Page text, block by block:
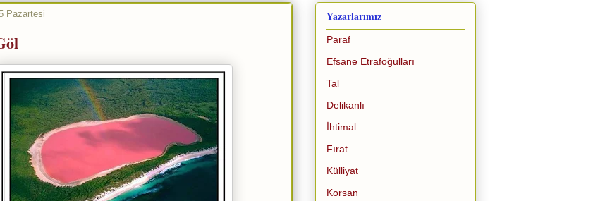
Pazartesi Yazarlarımız
Paraf
Efsane Etrafoğulları
Tal
Delikanlı
İhtimal
Fırat
Külliyat
Korsan